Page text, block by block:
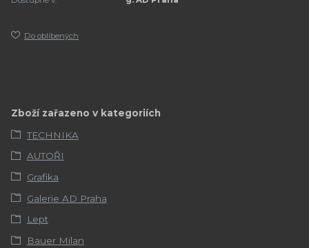
Do oblíbených
Zboží zařazeno v kategoriích
TECHNIKA
AUTOŘI
Grafika
Galerie AD Praha
Lept
Bauer Milan